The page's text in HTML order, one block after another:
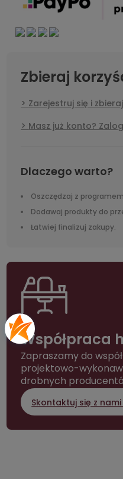
Zbieraj
Zarejestruj się i
Masz już konto?
Dlaczego warto?
Oszczędzaj z
Dodawaj produkty do
Łatwiej finalizuj zakupy.
Współpraca
Zapraszamy do
projektowo-
drobnych
Skontaktuj się z nami